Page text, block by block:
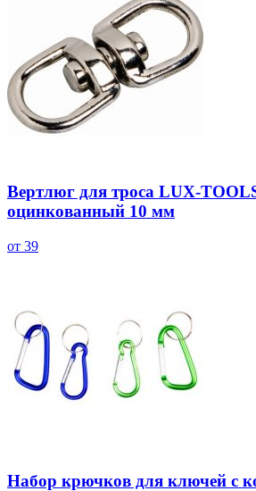
Вертлюг для троса LUX-
оцинкованный 10 мм
от 39
Набор крючков для ключей с